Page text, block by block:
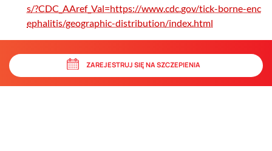
s/?CDC_AAref_Val=https://www.cdc.gov/tick-borne-enc
ephalitis/geographic-distribution/index.html
ZAREJESTRUJ SIĘ NA SZCZEPIENIA